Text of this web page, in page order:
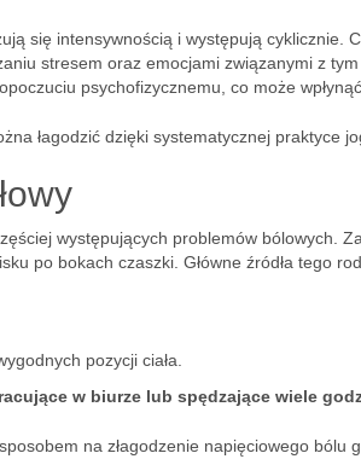
się intensywnością i występują cyklicznie.
stresem oraz emocjami związanymi z
psychofizycznemu, co może
łagodzić dzięki systematycznej praktyce
występujących problemów bólowych.
po bokach czaszki. Główne źródła tego
pozycji ciała.
w biurze lub spędzające wiele
na złagodzenie napięciowego bólu